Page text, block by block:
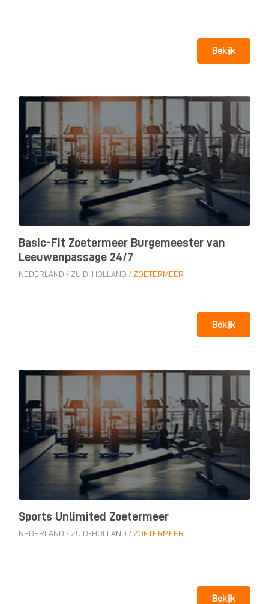
Bekijk
Basic-Fit Zoetermeer Burgemeester van
Leeuwenpassage 24/7
NEDERLAND / ZUID-HOLLAND / ZOETERMEER
Bekijk
Sports Unlimited Zoetermeer
NEDERLAND / ZUID-HOLLAND / ZOETERMEER
Bekijk